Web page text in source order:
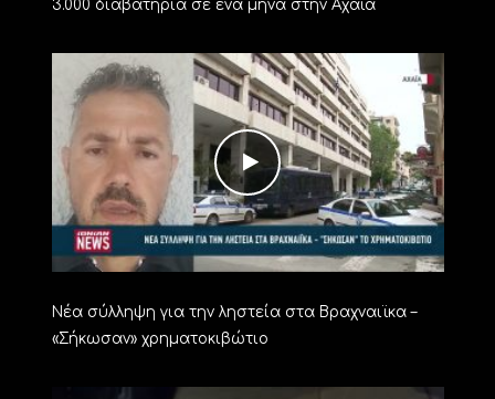
3.000 διαβατήρια σε ένα μήνα στην Αχαΐα
Νέα σύλληψη για την ληστεία στα Βραχναιϊκα –
«Σήκωσαν» χρηματοκιβώτιο